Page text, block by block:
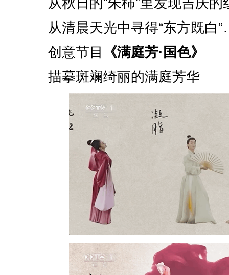
从清晨天光中寻得“东方既白
创意节目
《满庭芳·国色》
描摹斑斓绮丽的满庭芳华